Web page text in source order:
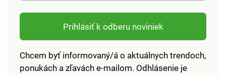
Prihlásiť k odberu noviniek
Chcem byť informovaný/á o aktuálnych trendoch,
ponukách a zľavách e-mailom. Odhlásenie je